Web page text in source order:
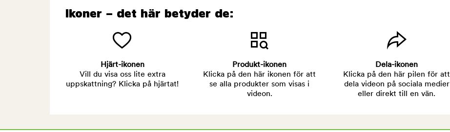
Ikoner – det här betyder de:
Hjärt-ikonen
Vill du visa oss lite extra
uppskattning? Klicka på hjärtat!
Produkt-ikonen
Klicka på den här ikonen för att
se alla produkter som visas i
videon.
Dela-ikonen
Klicka på den här pilen för att
dela videon på sociala medier
eller direkt till en vän.